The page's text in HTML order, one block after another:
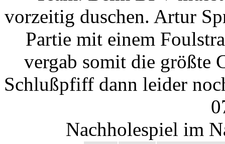
vorzeitig duschen. Artur
Partie mit einem
vergab somit die größte
Schlußpfiff dann leider
Nachholespiel im